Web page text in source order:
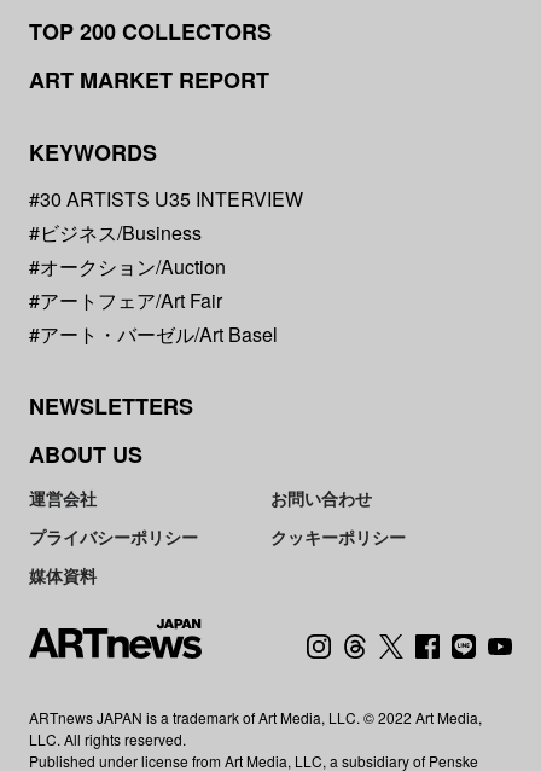
TOP 200 COLLECTORS
ART MARKET REPORT
KEYWORDS
#30 ARTISTS U35 INTERVIEW
#ビジネス/Business
#オークション/Auction
#アートフェア/Art Fair
#アート・バーゼル/Art Basel
NEWSLETTERS
ABOUT US
運営会社
お問い合わせ
プライバシーポリシー
クッキーポリシー
媒体資料
ARTnews JAPAN is a trademark of Art Media, LLC. © 2022 Art Media,
LLC. All rights reserved.
Published under license from Art Media, LLC, a subsidiary of Penske